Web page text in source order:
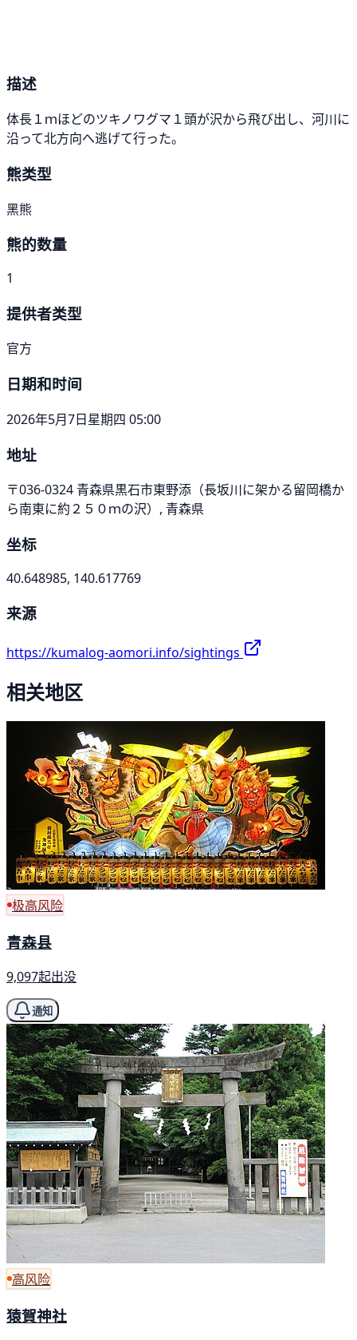
描述
体長１ｍほどのツキノワグマ１頭が沢から飛び出し、河川に
沿って北方向へ逃げて行った。
熊类型
黑熊
熊的数量
1
提供者类型
官方
日期和时间
2026年5月7日星期四 05:00
地址
〒036-0324 青森県黒石市東野添（長坂川に架かる留岡橋か
ら南東に約２５０ｍの沢）, 青森県
坐标
40.648985, 140.617769
来源
https://kumalog-aomori.info/sightings
相关地区
极高风险
青森县
9,097起出没
通知
高风险
猿賀神社